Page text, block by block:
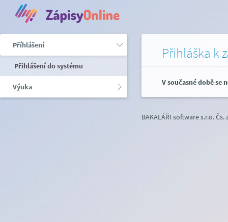
Příhlášení
Přihlášení do systému
Výuka
Přihláška k
V současné době se
BAKALÁŘI software s.r.o.Čs.